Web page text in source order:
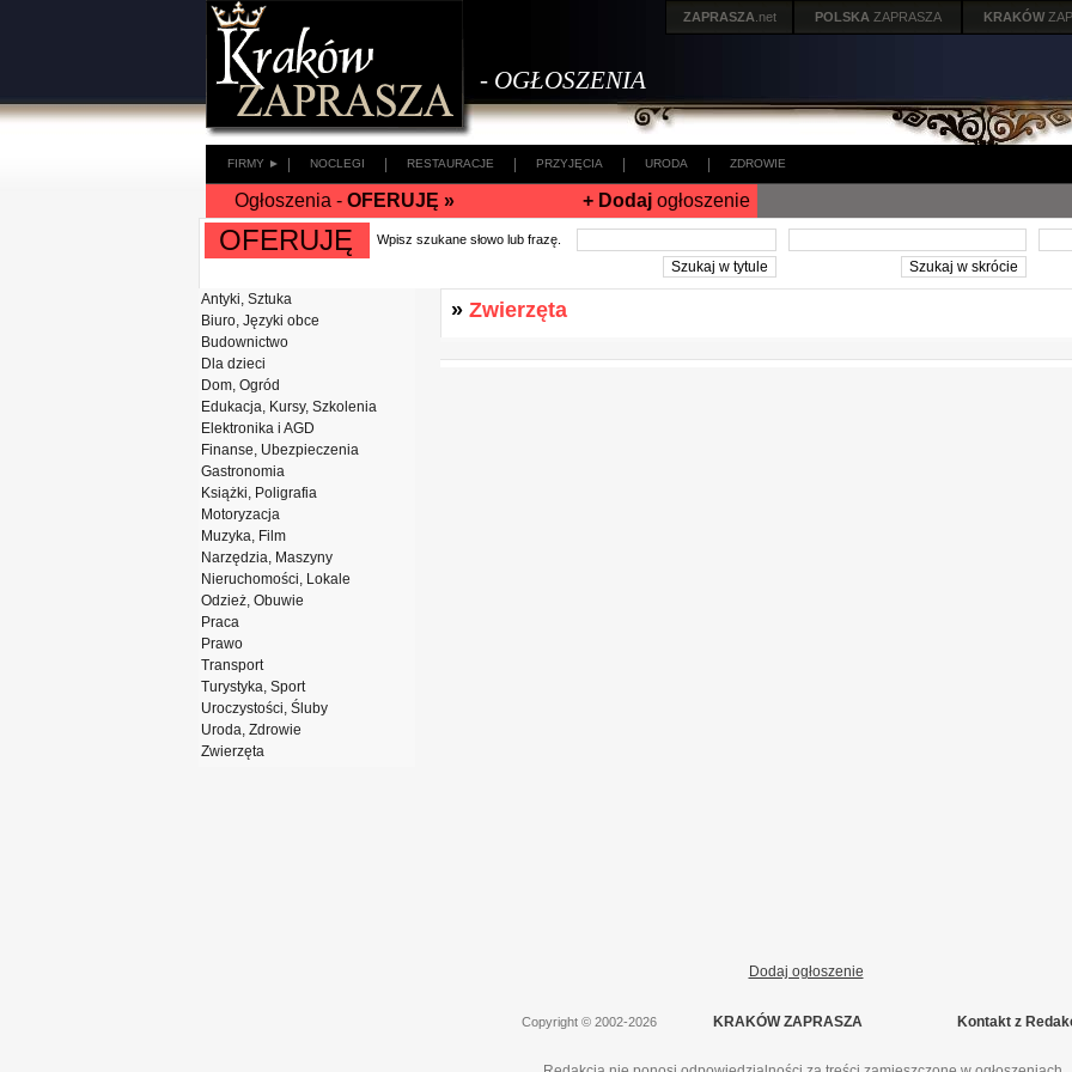
ZAPRASZA .net POLSKA ZAPRASZA KRAKÓW
- OGŁOSZENIA
FIRMY ► NOCLEGI RESTAURACJE PRZYJĘCIA URODA ZDROWIE
Ogłoszenia - OFERUJĘ » + Dodaj ogłoszenie
OFERUJĘ Wpisz szukane słowo lub frazę.
Antyki, Sztuka
Biuro, Języki obce
Budownictwo
Dla dzieci
Dom, Ogród
Edukacja, Kursy, Szkolenia
Elektronika i AGD
Finanse, Ubezpieczenia
Gastronomia
Książki, Poligrafia
Motoryzacja
Muzyka, Film
Narzędzia, Maszyny
Nieruchomości, Lokale
Odzież, Obuwie
Praca
Prawo
Transport
Turystyka, Sport
Uroczystości, Śluby
Uroda, Zdrowie
Zwierzęta
» Zwierzęta
Dodaj ogłoszenie
Copyright © 2002-2026 KRAKÓW ZAPRASZA Kontakt z